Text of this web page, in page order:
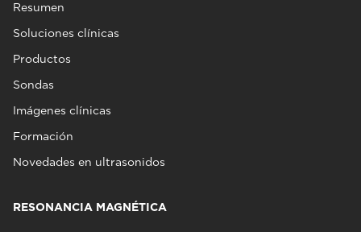
Resumen
Soluciones clínicas
Productos
Sondas
Imágenes clínicas
Formación
Novedades en ultrasonidos
RESONANCIA MAGNÉTICA